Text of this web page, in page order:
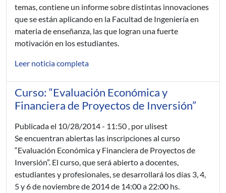
temas, contiene un informe sobre distintas innovaciones
que se están aplicando en la Facultad de Ingeniería en
materia de enseñanza, las que logran una fuerte
motivación en los estudiantes.
Leer noticia completa
Curso: “Evaluación Económica y
Financiera de Proyectos de Inversión”
Publicada el 10/28/2014 - 11:50 , por ulisest
Se encuentran abiertas las inscripciones al curso
“Evaluación Económica y Financiera de Proyectos de
Inversión”. El curso, que será abierto a docentes,
estudiantes y profesionales, se desarrollará los días 3, 4,
5 y 6 de noviembre de 2014 de 14:00 a 22:00 hs.